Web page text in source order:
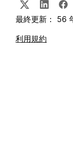
最終更新： 56
利用規約